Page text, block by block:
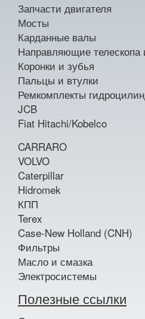
Запчасти двигателя
Мосты
Карданные валы
Направляющие телескопа
Коронки и зубья
Пальцы и втулки
Ремкомплекты
JCB
Fiat Hitachi/Kobelco
CARRARO
VOLVO
Caterpillar
Hidromek
КПП
Terex
Case-New Holland (CNH)
Фильтры
Масло и смазка
Электросистемы
Полезные ссылки